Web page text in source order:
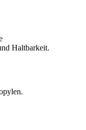
Haltbarkeit.